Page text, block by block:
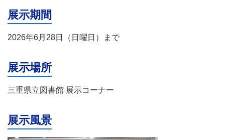
展示期間
2026年6月28日（日曜日）まで
展示場所
三重県立図書館 展示コーナー
展示風景